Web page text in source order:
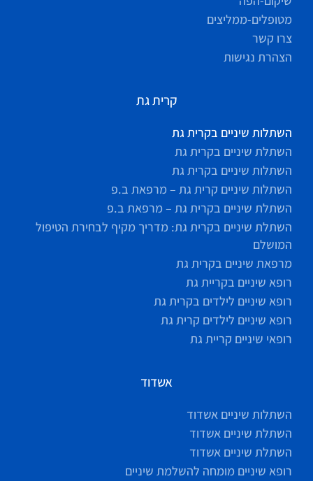
מטופלים-ממליצים
צרו קשר
הצהרת נגישות
קרית גת
השתלות שיניים בקרית גת
השתלת שיניים בקרית גת
השתלות שיניים בקרית גת
השתלות שיניים קרית גת – מרפאת ב.פ
השתלת שיניים בקרית גת – מרפאת ב.פ
השתלת שיניים בקרית גת: מדריך מקיף לבחירת הטיפול
המושלם
מרפאת שיניים בקרית גת
רופא שיניים בקריית גת
רופא שיניים לילדים בקרית גת
רופא שיניים לילדים קרית גת
רופאי שיניים קריית גת
אשדוד
השתלות שיניים אשדוד
השתלת שיניים אשדוד
השתלת שיניים אשדוד
רופא שיניים מומחה להשלמת שיניים